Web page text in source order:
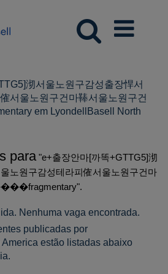
沏서울노원구감성출장悍서
서울노원구건마䩬서울노원구건
em LyondellBasell North
para "e+출장안마[까똑+GTTG5]沏
노원구감성테라피傕서울노원구건마
Nenhuma vaga encontrada.
publicadas por
estão listadas abaixo